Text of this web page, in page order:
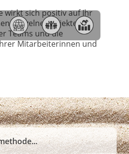
wirkt sich positiv auf Ihr
einzelne Projekte, die
Teams und die
Mitarbeiterinnen und